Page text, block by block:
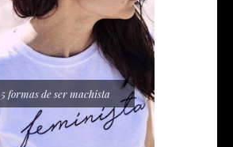
5 formas de ser machista